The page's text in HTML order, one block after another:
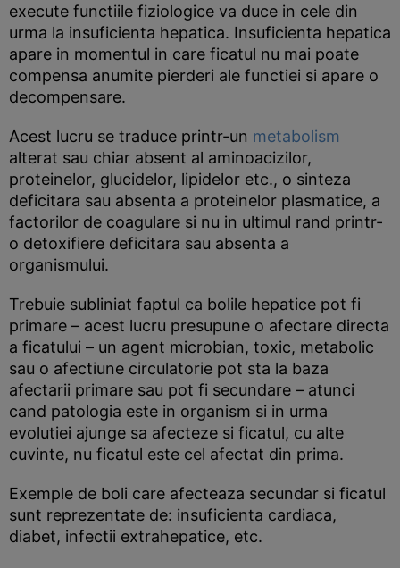
execute functiile fiziologice va duce in cele din
urma la insuficienta hepatica. Insuficienta hepatica
apare in momentul in care ficatul nu mai poate
compensa anumite pierderi ale functiei si apare o
decompensare.
Acest lucru se traduce printr-un metabolism
alterat sau chiar absent al aminoacizilor,
proteinelor, glucidelor, lipidelor etc., o sinteza
deficitara sau absenta a proteinelor plasmatice, a
factorilor de coagulare si nu in ultimul rand printr-
o detoxifiere deficitara sau absenta a
organismului.
Trebuie subliniat faptul ca bolile hepatice pot fi
primare – acest lucru presupune o afectare directa
a ficatului – un agent microbian, toxic, metabolic
sau o afectiune circulatorie pot sta la baza
afectarii primare sau pot fi secundare – atunci
cand patologia este in organism si in urma
evolutiei ajunge sa afecteze si ficatul, cu alte
cuvinte, nu ficatul este cel afectat din prima.
Exemple de boli care afecteaza secundar si ficatul
sunt reprezentate de: insuficienta cardiaca,
diabet, infectii extrahepatice, etc.